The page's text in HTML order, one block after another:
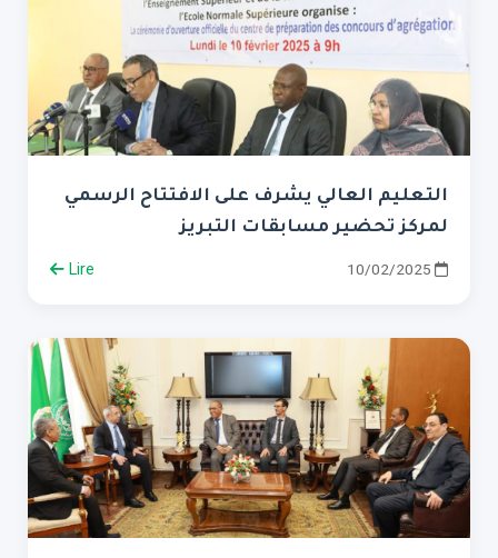
التعليم العالي يشرف على الافتتاح الرسمي
لمركز تحضير مسابقات التبريز
10/02/2025
Lire